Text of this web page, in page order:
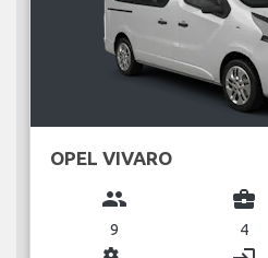
OPEL VIVARO
group
9
business_center
4